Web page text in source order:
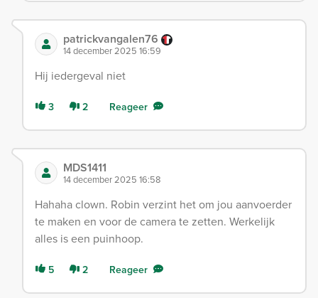
patrickvangalen76
14 december 2025 16:59
Hij iedergeval niet
3 2 Reageer
MDS1411
14 december 2025 16:58
Hahaha clown. Robin verzint het om jou aanvoerder
te maken en voor de camera te zetten. Werkelijk
alles is een puinhoop.
5 2 Reageer